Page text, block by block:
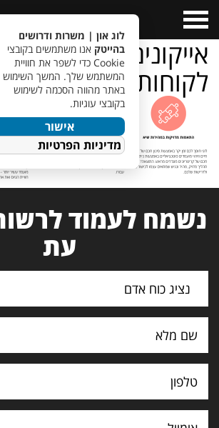
Menu
אייקונים אתר גיוס
לקוחות ועמוד לוגי (12)
נשמח לעמוד
עת
נציג כוח אדם
לוג און | משרות ודרושים
בהייטק אנו משתמשים בקובצי
Cookie כדי לשפר את חוויית
המשתמש שלך. המשך השימוש
באתר מהווה הסכמה לשימוש
בקובצי עוגיות.
אישור
מדיניות הפרטיות